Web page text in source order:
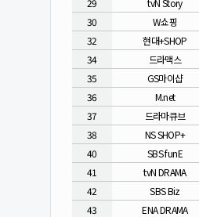
29
tvN Story
30
W쇼핑
32
현대+SHOP
34
드라맥스
35
GS마이샵
36
M.net
37
드라마큐브
38
NS SHOP+
40
SBS funE
41
tvN DRAMA
42
SBS Biz
43
ENA DRAMA